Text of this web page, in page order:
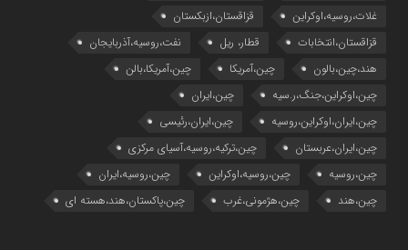
غلات،روسیه،اوکراین
قزاقستان،ازبکستان
قزاقستان،انتخابات
قطار، ریل
نفت،روسیه،آذربایجان
هند،چین،بالون
چین،آمریکا
چین،آمریکا،بالن
چین،اوکراین،جنگ،ر.سیه
چین،ایران
چین،ایران،اوکراین،روسیه
چین،ایران،رئیسی
چین،ایران،عربستان
چین،ترکیه،روسیه،آسیای مرکزی
چین،روسیه
چین،روسیه،اوکراین
چین،روسیه،ایران
چین،هند
چین،هژمونی،غرب چین،پاکستان،هند،هسته ای